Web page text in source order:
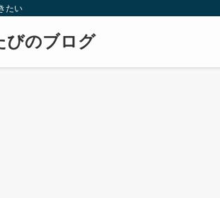
たい
びのブログ